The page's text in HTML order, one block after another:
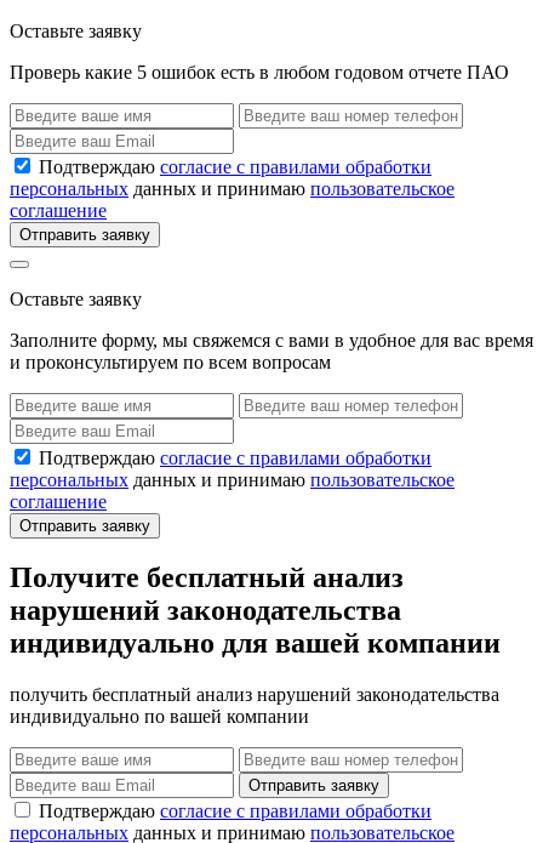
Оставьте заявку
Проверь какие 5 ошибок есть в любом годовом отчете ПАО
Подтверждаю согласие с правилами обработки
персональных данных и принимаю пользовательское
соглашение
Отправить заявку
Оставьте заявку
Заполните форму, мы свяжемся с вами в удобное для вас время
и проконсультируем по всем вопросам
Подтверждаю согласие с правилами обработки
персональных данных и принимаю пользовательское
соглашение
Отправить заявку
Получите бесплатный анализ
нарушений законодательства
индивидуально для вашей компании
получить бесплатный анализ нарушений законодательства
индивидуально по вашей компании
Отправить заявку
Подтверждаю согласие с правилами обработки
персональных данных и принимаю пользовательское